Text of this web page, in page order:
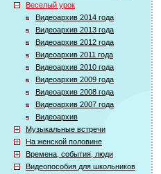
Веселый урок
Видеоархив 2014 года
Видеоархив 2013 года
Видеоархив 2012 года
Видеоархив 2011 года
Видеоархив 2010 года
Видеоархив 2009 года
Видеоархив 2008 года
Видеоархив 2007 года
Видеоархив
Музыкальные встречи
На женской половине
Времена, события, люди
Видеопособия для школьников